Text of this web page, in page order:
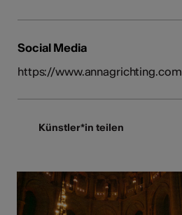
Social Media
https://
Künstler*in teilen